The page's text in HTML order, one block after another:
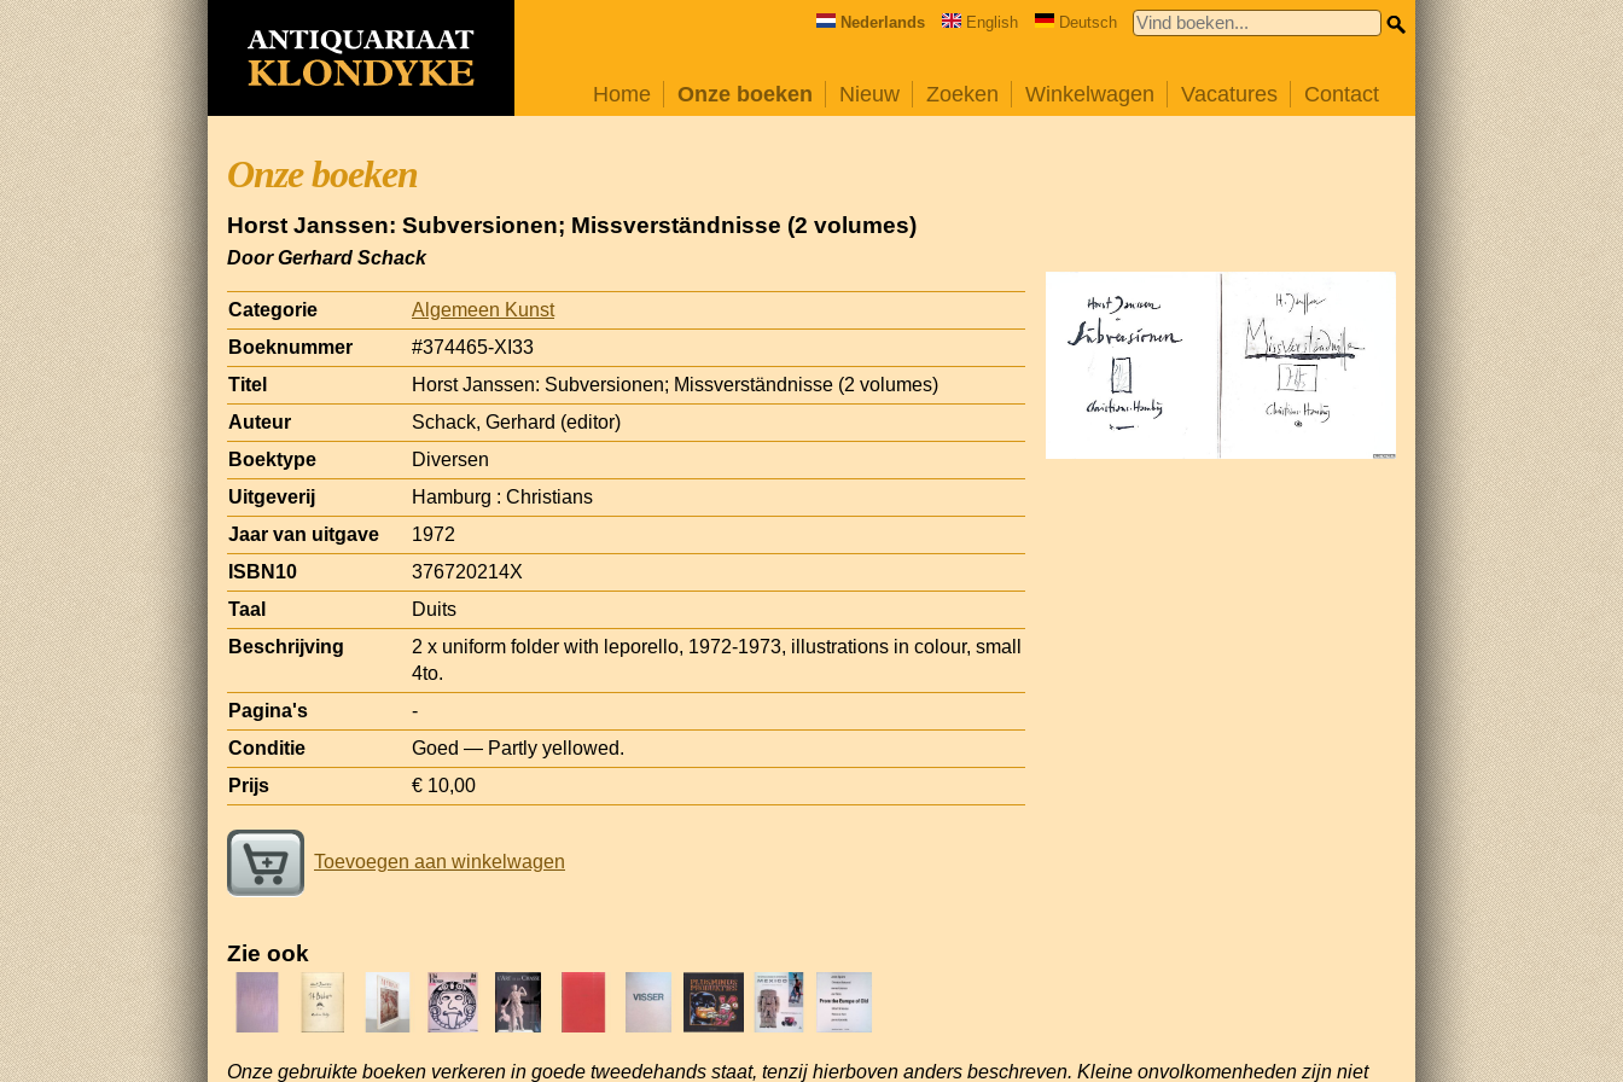
Nederlands English Deutsch
Home Onze boeken Nieuw Zoeken Winkelwagen Vacatures Contact
Onze boeken
Horst Janssen: Subversionen; Missverständnisse (2 volumes)
Door Gerhard Schack
Categorie
Algemeen Kunst
Boeknummer
#374465-XI33
Titel
Horst Janssen: Subversionen; Missverständnisse (2 volumes)
Auteur
Schack, Gerhard (editor)
Boektype
Diversen
Uitgeverij
Hamburg : Christians
Jaar van uitgave
1972
ISBN10
376720214X
Taal
Duits
Beschrijving
2 x uniform folder with leporello, 1972-1973, illustrations in colour, small
4to.
Pagina's
-
Conditie
Goed — Partly yellowed.
Prijs
€ 10,00
Toevoegen aan winkelwagen
Zie ook
Onze gebruikte boeken verkeren in goede tweedehands staat, tenzij hierboven anders beschreven. Kleine onvolkomenheden zijn niet